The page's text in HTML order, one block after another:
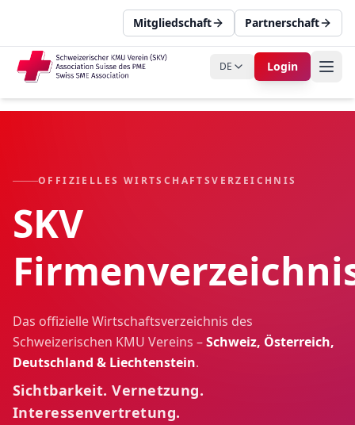
Mitgliedschaft Partnerschaft
DE Login
OFFIZIELLES WIRTSCHAFTSVERZEICHNIS
SKV
Das offizielle Wirtschaftsverzeichnis des
Schweizerischen KMU Vereins –Schweiz, Österreich,
Deutschland & Liechtenstein.
Sichtbarkeit. Vernetzung.
Interessenvertretung.